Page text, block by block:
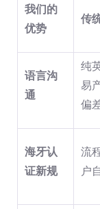
我们的
优势
传
语言沟
通
纯
易
偏
海牙认
证新规
流
户